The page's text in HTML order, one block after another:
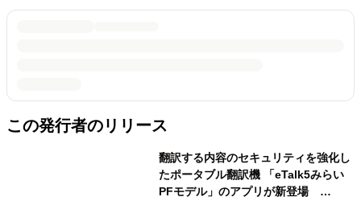
この発行者のリリース
翻訳する内容のセキュリティを強化し
たポータブル翻訳機 「eTalk5みらい
PFモデル」のアプリが新登場